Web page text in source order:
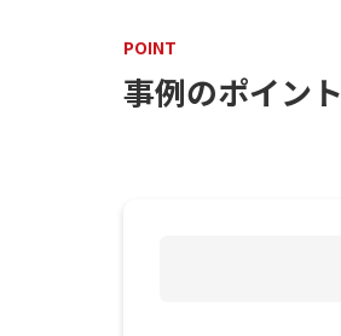
POINT
事例のポイント